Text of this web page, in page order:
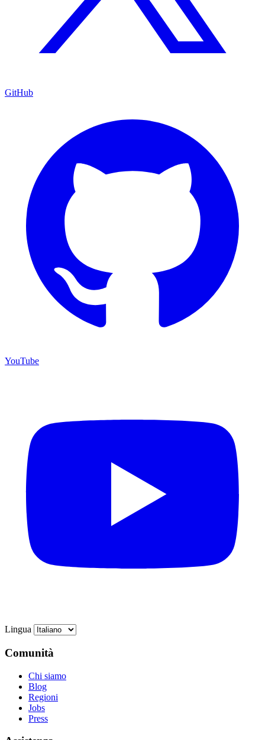
GitHub
YouTube
Lingua
Comunità
Chi siamo
Blog
Regioni
Jobs
Press